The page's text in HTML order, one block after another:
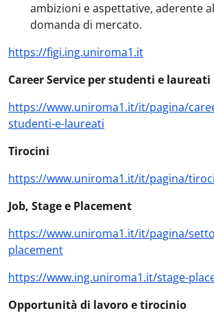
ambizioni e aspettative, aderente
domanda di mercato.
https://figi.ing.uniroma1.it
Career Service per studenti e laureati
https://www.uniroma1.it/it/pagina/
studenti-e-laureati
Tirocini
https://www.uniroma1.it/it/pagina/
Job, Stage e Placement
https://www.uniroma1.it/it/pagina/
placement
https://www.ing.uniroma1.it/stage-
Opportunità di lavoro e tirocinio